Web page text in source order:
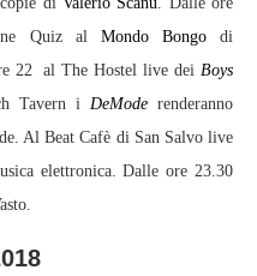
Quiz al Mondo Bongodi
22 al The Hostel live dei Boys
Tavern i DeMode renderanno
Al Beat Cafè di San Salvo live
elettronica. Dalle ore 23.30